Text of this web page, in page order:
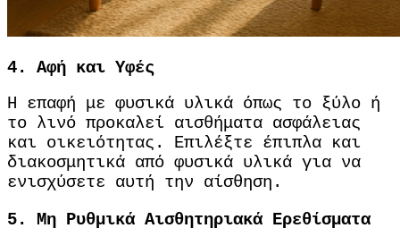
4. Αφή και Υφές
Η επαφή με φυσικά υλικά όπως το ξύλο ή
το λινό προκαλεί αισθήματα ασφάλειας
και οικειότητας.
Επιλέξτε έπιπλα και
διακοσμητικά από φυσικά υλικά για να
ενισχύσετε αυτή την αίσθηση.
5. Μη Ρυθμικά Αισθητηριακά Ερεθίσματα